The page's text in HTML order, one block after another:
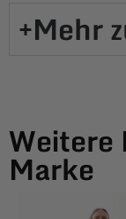
Mehr
Weitere
Marke